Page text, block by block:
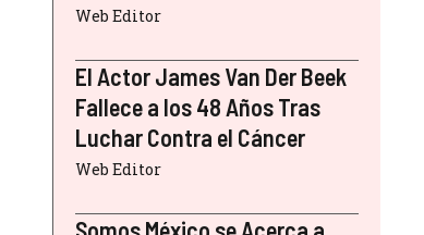
Web Editor
El Actor James Van Der Beek
Fallece a los 48 Años Tras
Luchar Contra el Cáncer
Web Editor